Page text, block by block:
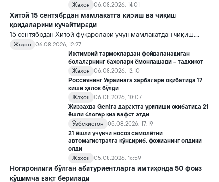
Жаҳон
06.08.2026, 14:01
Хитой 15 сентябрдан мамлакатга кириш ва чиқиш
қоидаларини кучайтиради
15 сентябрдан Хитой фуқаролари учун мамлакатдан чиқиш,
хорижликлар учун эса Хитойга кириш тартиби бўйича янги
қоидалар кучга киради.
Жаҳон
06.08.2026, 12:27
Ижтимоий тармоқлардан фойдаланадиган
болаларнинг баҳолари ёмонлашади – тадқиқот
Жаҳон
06.08.2026, 12:10
Россиянинг Украинага зарбалари оқибатида 17
киши ҳалок бўлди
Жаҳон
06.08.2026, 10:07
Жиззахда Gentra дарахтга урилиши оқибатида 21
ёшли блогер қиз вафот этди
Ўзбекистон
05.08.2026, 17:19
21 ёшли учувчи носоз самолётни
автомагистралга қўндириб, фожианинг олдини
олди
Жаҳон
05.08.2026, 16:59
Ногиронлиги бўлган абитуриентларга имтиҳонда 50 фоиз
қўшимча вақт берилади